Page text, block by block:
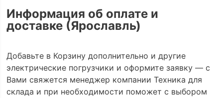
Информация об оплате и
доставке (Ярославль)
Добавьте в Корзину дополнительно и другие
электрические погрузчики и оформите заявку — с
Вами свяжется менеджер компании Техника для
склада и при необходимости поможет с выбором